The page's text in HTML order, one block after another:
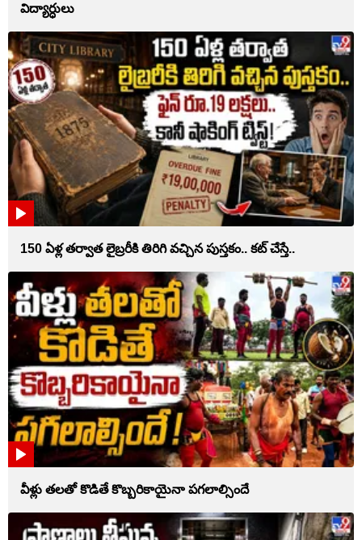
విద్యార్ధులు
150 ఏళ్ల తర్వాత లైబ్రరీకి తిరిగి వచ్చిన పుస్తకం.. కట్ చేస్తే..
వీళ్లు తలతో కొడితే కొబ్బరికాయైనా పగలాల్సిందే